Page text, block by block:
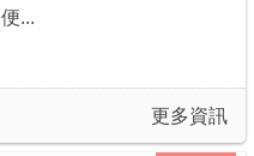
便...
更多資訊